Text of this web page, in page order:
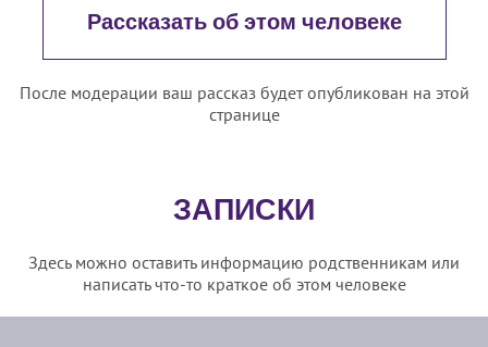
Рассказать об этом человеке
После модерации ваш рассказ будет опубликован на этой
странице
ЗАПИСКИ
Здесь можно оставить информацию родственникам или
написать что-то краткое об этом человеке